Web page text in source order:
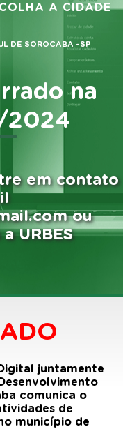
A CIDADE
DE SOROCABA -SP
na
2024
em contato
ou
URBES
juntamente
comunica o
de
município de